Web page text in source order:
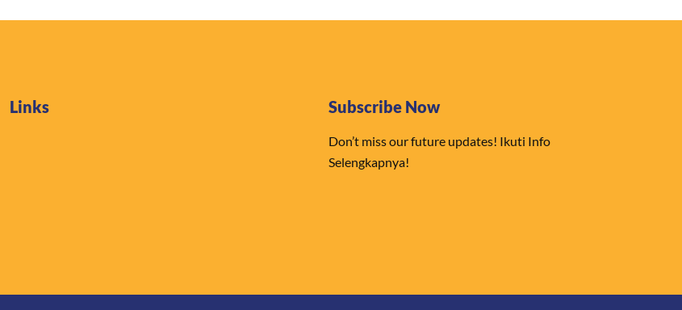
Links Subscribe Now
Don’t miss our future updates! Ikuti Info
Selengkapnya!